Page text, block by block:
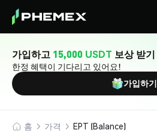
가입하고 15,000 USDT 보상 받기
한정 혜택이 기다리고 있어요!
가입하기
홈 가격 EPT (Balance)